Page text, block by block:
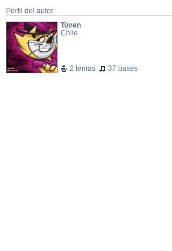
Perfil del autor
Toven
Chile
2 temas 37 bases